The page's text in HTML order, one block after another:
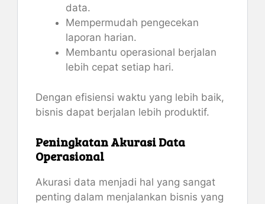
data.
Mempermudah pengecekan
laporan harian.
Membantu operasional berjalan
lebih cepat setiap hari.
Dengan efisiensi waktu yang lebih baik,
bisnis dapat berjalan lebih produktif.
Peningkatan Akurasi Data
Operasional
Akurasi data menjadi hal yang sangat
penting dalam menjalankan bisnis yang